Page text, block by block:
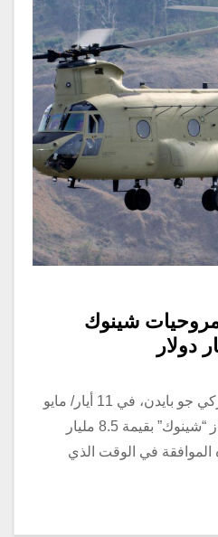
مروحيات شينوك
أجازت إدارة الرئيس الأميركي جو بايدن، في 11 أيار/ مايو
الجاري، بيع مروحيات طراز “شينوك” بقيمة 8.5 مليار
الموافقة في الوقت الذي